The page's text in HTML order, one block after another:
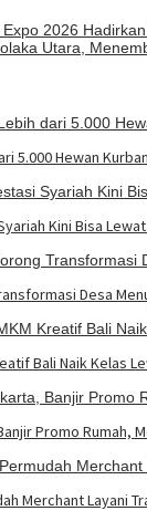
2026
Utara,
5.000 Hewan Kurban
Kini Bisa Lewat
Desa
Bali Naik Kelas
Promo Rumah,
Merchant Layani